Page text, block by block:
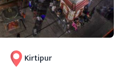
Kirtipur